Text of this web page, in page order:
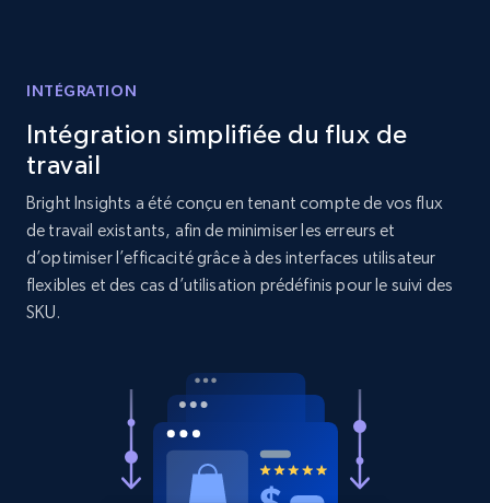
and more.
1.3K+ 175+
Target - Gather data on products using
specified keywords
URL, Product id, Title, Product description,
175+ Commencer
INTÉGRATION
Intégration simplifiée du flux de
travail
Bright Insights a été conçu en tenant compte de vos flux
de travail existants, afin de minimiser les erreurs et
d’optimiser l’efficacité grâce à des interfaces utilisateur
flexibles et des cas d’utilisation prédéfinis pour le suivi des
SKU.